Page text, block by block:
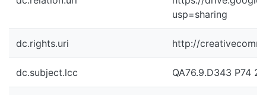
usp=sharing
dc.rights.uri http://
dc.subject.lcc QA76.9.D343 P74